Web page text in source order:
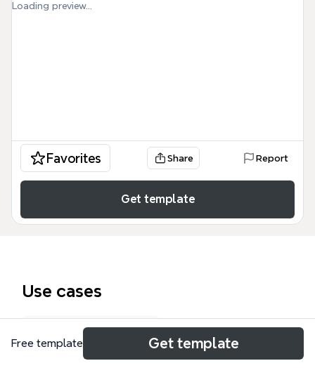
Loading preview...
Favorites Share Report
Get template
Use cases
Research proposal
Free template Get template